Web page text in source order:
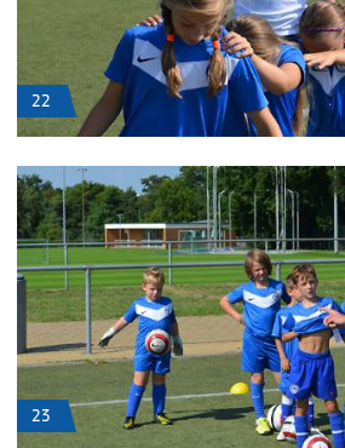
22
23